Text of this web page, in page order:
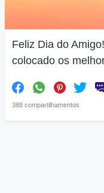
Feliz Dia do
colocado os
388 compartilhamentos